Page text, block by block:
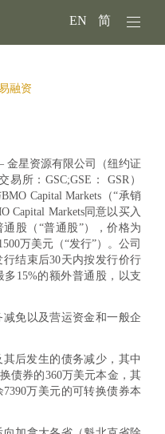
EN 简
融资
金星资源有限公司（纽约证
所：GSC;GSE： GSR）
Capital Markets（“承销
Capital Markets同意以买入
股（“普通股”），价格为
万美元（“发行”）。公司
结束后30天内按发行价行
15%的额外普通股，以支
免以及营运资金和一般企
后发生的债务减少，其中
债券的360万美元本金，其
万美元的可转换债券本